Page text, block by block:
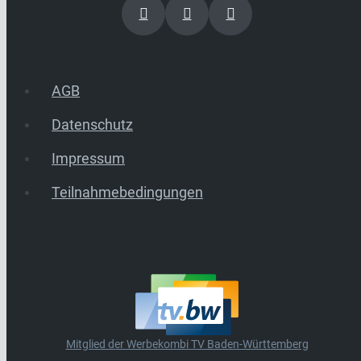
AGB
Datenschutz
Impressum
Teilnahmebedingungen
Mitglied der Werbekombi TV Baden-Württemberg